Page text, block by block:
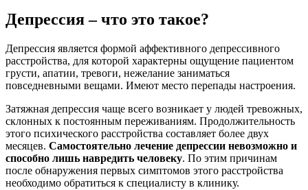
Депрессия – что это такое?
Депрессия является формой аффективного депрессивного
расстройства, для которой характерны ощущение пациентом
грусти, апатии, тревоги, нежелание заниматься
повседневными вещами. Имеют место перепады настроения.
Затяжная депрессия чаще всего возникает у людей тревожных,
склонных к постоянным переживаниям. Продолжительность
этого психического расстройства составляет более двух
месяцев. Самостоятельно лечение депрессии невозможно и
способно лишь навредить человеку. По этим причинам
после обнаружения первых симптомов этого расстройства
необходимо обратиться к специалисту в клинику.